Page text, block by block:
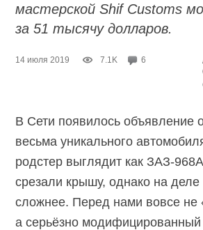
мастерской Shif Customs
за 51 тысячу долларов.
14 июля 2019 7.1K 6
В Сети появилось объявление
весьма уникального
родстер выглядит как ЗАЗ-
срезали крышу, однако на деле
сложнее. Перед нами вовсе не
а серьёзно